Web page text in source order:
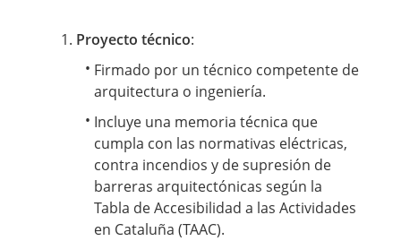
Proyecto técnico:
Firmado por un técnico competente de
arquitectura o ingeniería.
Incluye una memoria técnica que
cumpla con las normativas eléctricas,
contra incendios y de supresión de
barreras arquitectónicas según la
Tabla de Accesibilidad a las Actividades
en Cataluña (TAAC).